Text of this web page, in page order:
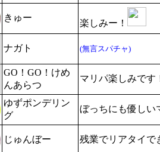
きゅー
楽しみー！
ナガト (無言スパチャ)
GO！GO！けめ
んあらつ
マリパ楽しみです
ゆずポンデリン
グ
ぼっちにも優しい
じゅんぼー 残業でリアタイで